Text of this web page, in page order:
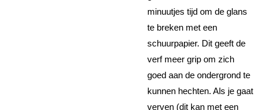
minuutjes tijd om de glans
te breken met een
schuurpapier. Dit geeft de
verf meer grip om zich
goed aan de ondergrond te
kunnen hechten. Als je gaat
verven (dit kan met een